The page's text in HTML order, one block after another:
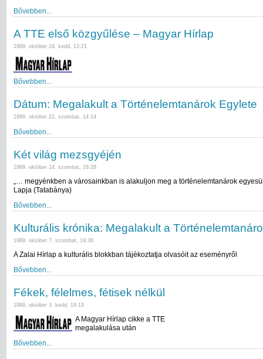
Bővebben...
A TTE első közgyűlése – Magyar Hírlap
1989. október 24. kedd, 12:21
Bővebben...
Dátum: Megalakult a Történelemtanárok Egylete
1989. október 21. szombat, 14:14
Bővebben...
Két világ mezsgyéjén
1989. október 14. szombat, 16:28
„… megyénkben a városainkban is alakuljon meg a történelemtanárok
Lapja (Tatabánya)
Bővebben...
Kulturális krónika: Megalakult a
1989. október 7. szombat, 19:38
A Zalai Hírlap a kulturális blokkban tájékoztatja olvasóit az eseményről
Bővebben...
Fékek, félelmes, fétisek nélkül
1989. október 3. kedd, 19:19
A Magyar Hírlap cikke a TTE
megalakulása után
Bővebben...